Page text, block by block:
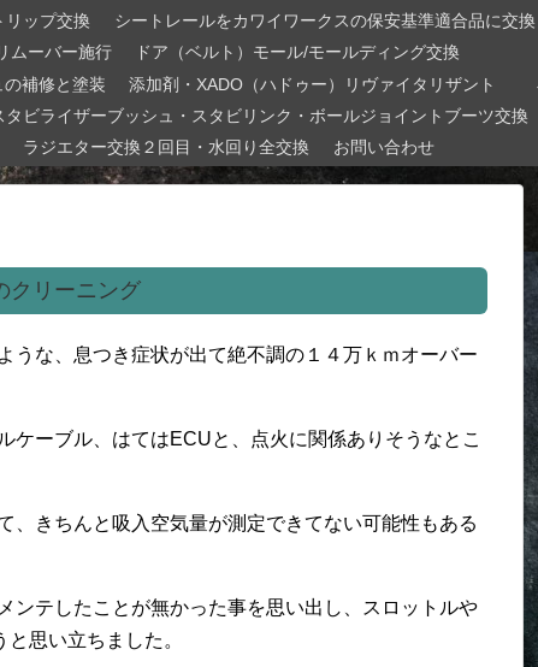
リップ交換
シートレールをカワイワークスの保安基準適合品に交換
ムーバー施行
ドア（ベルト）モール/モールディング交換
補修と塗装
添加剤・XADO（ハドゥー）リヴァイタリザント
タビライザーブッシュ・スタビリンク・ボールジョイントブーツ交換
ラジエター交換２回目・水回り全交換 お問い合わせ
クリーニング
うな、息つき症状が出て絶不調の１４万ｋｍオーバー
ケーブル、はてはECUと、点火に関係ありそうなとこ
、きちんと吸入空気量が測定できてない可能性もある
ンテしたことが無かった事を思い出し、スロットルや
思い立ちました。